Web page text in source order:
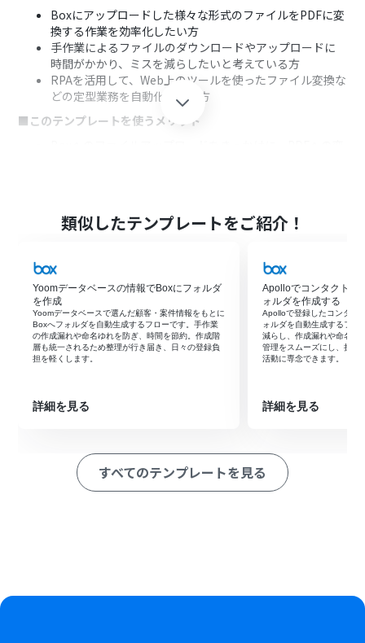
Boxにアップロードした様々な形式のファイルをPDFに変
換する作業を効率化したい方
手作業によるファイルのダウンロードやアップロードに
時間がかかり、ミスを減らしたいと考えている方
RPAを活用して、Web上のツールを使ったファイル変換な
どの定型業務を自動化したい方
■このテンプレートを使うメリット
の発生を防ぎます。
はじめに、BoxをYoomと連携します。
次に、トリガーでBoxを選択し、「フォルダにファイルが
アップロードされたら」というアクションを設定します。
続いて、オペレーションで分岐機能を設定し、PDFに変換
したい特定のファイル形式の場合のみ、後続の処理に進
むようにします。
ます。
ードしたファイルをアップロードして変換します。
必要に応じて、データ抽出機能で変換後のファイル名など
の情報を取得します。
ション
類似したテンプレートをご紹介！
Yoomデータベースの情報でBoxにフォルダ
を作成
Yoomデータベースで選んだ顧客・案件情報をもとに
Boxへフォルダを自動生成するフローです。手作業
の作成漏れや命名ゆれを防ぎ、時間を節約。作成階
層も統一されるため整理が行き届き、日々の登録負
担を軽くします。
詳細を見る
Apolloでコンタクトが
ォルダを作成する
Apolloで登録したコンタク
ォルダを自動生成するフロ
減らし、作成漏れや命名ミ
管理をスムーズにし、担当
活動に専念できます。
詳細を見る
すべてのテンプレートを見る